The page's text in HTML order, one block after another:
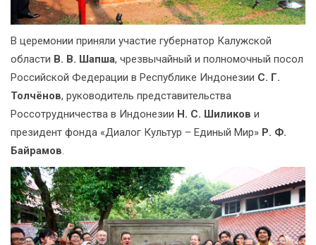
В церемонии приняли участие губернатор Калужской
области В. В. Шапша, чрезвычайный и полномочный посол
Российской Федерации в Республике Индонезии С. Г.
Толчёнов, руководитель представительства
Россотрудничества в Индонезии Н. С. Шиликов и
президент фонда «Диалог Культур – Единый Мир» Р. Ф.
Байрамов.